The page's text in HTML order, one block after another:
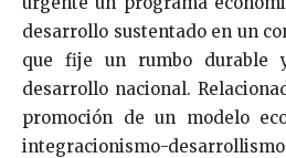
desarrollo sustentado en un
que fije un rumbo durable
desarrollo nacional.
promoción de un modelo
integracionismo-